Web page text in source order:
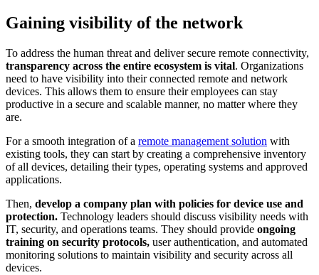
Gaining visibility of the network
To address the human threat and deliver secure remote connectivity,
transparency across the entire ecosystem is vital. Organizations
need to have visibility into their connected remote and network
devices. This allows them to ensure their employees can stay
productive in a secure and scalable manner, no matter where they
are.
For a smooth integration of a remote management solution with
existing tools, they can start by creating a comprehensive inventory
of all devices, detailing their types, operating systems and approved
applications.
Then, develop a company plan with policies for device use and
protection. Technology leaders should discuss visibility needs with
IT, security, and operations teams. They should provide ongoing
training on security protocols, user authentication, and automated
monitoring solutions to maintain visibility and security across all
devices.